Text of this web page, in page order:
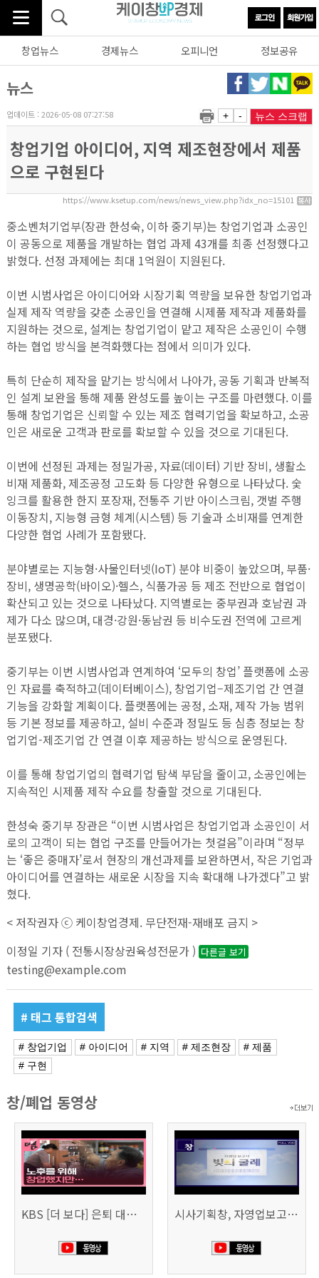
창업뉴스 경제뉴스 오피니언 정보공유
뉴스
업데이트 : 2026-05-08 07:27:58 + - 뉴스 스크랩
창업기업 아이디어, 지역 제조현장에서 제품
으로 구현된다
https://www.ksetup.com/news/news_view.php?idx_no=15101
중소벤처기업부(장관 한성숙, 이하 중기부)는 창업기업과 소공인
이 공동으로 제품을 개발하는 협업 과제 43개를 최종 선정했다고
밝혔다. 선정 과제에는 최대 1억원이 지원된다.
이번 시범사업은 아이디어와 시장기획 역량을 보유한 창업기업과
실제 제작 역량을 갖춘 소공인을 연결해 시제품 제작과 제품화를
지원하는 것으로, 설계는 창업기업이 맡고 제작은 소공인이 수행
하는 협업 방식을 본격화했다는 점에서 의미가 있다.
특히 단순히 제작을 맡기는 방식에서 나아가, 공동 기획과 반복적
인 설계 보완을 통해 제품 완성도를 높이는 구조를 마련했다. 이를
통해 창업기업은 신뢰할 수 있는 제조 협력기업을 확보하고, 소공
인은 새로운 고객과 판로를 확보할 수 있을 것으로 기대된다.
이번에 선정된 과제는 정밀가공, 자료(데이터) 기반 장비, 생활소
비재 제품화, 제조공정 고도화 등 다양한 유형으로 나타났다. 숯
잉크를 활용한 한지 포장재, 전통주 기반 아이스크림, 갯벌 주행
이동장치, 지능형 금형 체계(시스템) 등 기술과 소비재를 연계한
다양한 협업 사례가 포함됐다.
분야별로는 지능형·사물인터넷(IoT) 분야 비중이 높았으며, 부품·
장비, 생명공학(바이오)·헬스, 식품가공 등 제조 전반으로 협업이
확산되고 있는 것으로 나타났다. 지역별로는 중부권과 호남권 과
제가 다소 많으며, 대경·강원·동남권 등 비수도권 전역에 고르게
분포됐다.
중기부는 이번 시범사업과 연계하여 ‘모두의 창업’ 플랫폼에 소공
인 자료를 축적하고(데이터베이스), 창업기업–제조기업 간 연결
기능을 강화할 계획이다. 플랫폼에는 공정, 소재, 제작 가능 범위
등 기본 정보를 제공하고, 설비 수준과 정밀도 등 심층 정보는 창
업기업-제조기업 간 연결 이후 제공하는 방식으로 운영된다.
이를 통해 창업기업의 협력기업 탐색 부담을 줄이고, 소공인에는
지속적인 시제품 제작 수요를 창출할 것으로 기대된다.
한성숙 중기부 장관은 “이번 시범사업은 창업기업과 소공인이 서
로의 고객이 되는 협업 구조를 만들어가는 첫걸음”이라며 “정부
는 ‘좋은 중매자’로서 현장의 개선과제를 보완하면서, 작은 기업과
아이디어를 연결하는 새로운 시장을 지속 확대해 나가겠다”고 밝
혔다.
< 저작권자 ⓒ 케이창업경제. 무단전재-재배포 금지 >
이정일 기자 ( 전통시장상권육성전문가 ) 다른글 보기
testing@example.com
# 태그 통합검색
# 창업기업 # 아이디어 # 지역 # 제조현장
# 제품
# 구현
창/폐업 동영상
KBS [더 보다] 은퇴 대신 폐업 시사기획창, 자영업보고서 빚의 굴레 507회 (KBS 25.6.10)